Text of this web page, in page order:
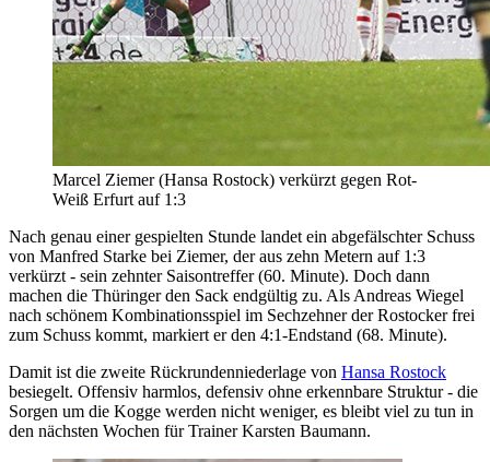
Marcel Ziemer (Hansa Rostock) verkürzt gegen Rot-
Weiß Erfurt auf 1:3
Nach genau einer gespielten Stunde landet ein abgefälschter Schuss
von Manfred Starke bei Ziemer, der aus zehn Metern auf 1:3
verkürzt - sein zehnter Saisontreffer (60. Minute). Doch dann
machen die Thüringer den Sack endgültig zu. Als Andreas Wiegel
nach schönem Kombinationsspiel im Sechzehner der Rostocker frei
zum Schuss kommt, markiert er den 4:1-Endstand (68. Minute).
Damit ist die zweite Rückrundenniederlage von Hansa Rostock
besiegelt. Offensiv harmlos, defensiv ohne erkennbare Struktur - die
Sorgen um die Kogge werden nicht weniger, es bleibt viel zu tun in
den nächsten Wochen für Trainer Karsten Baumann.